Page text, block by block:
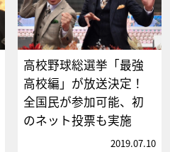
高校野球総選挙「最強
高校編」が放送決定！
全国民が参加可能、初
のネット投票も実施
2019.07.10